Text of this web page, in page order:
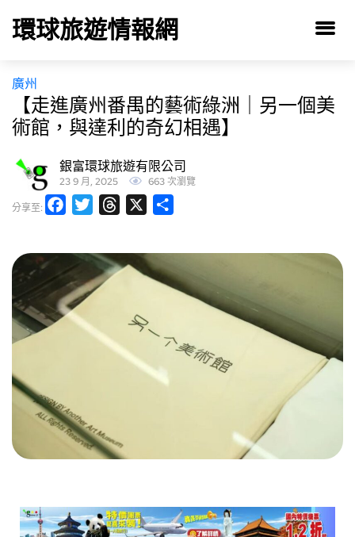
環球旅遊情報網
廣州
【走進廣州番禺的藝術綠洲｜另一個美
術館，與達利的奇幻相遇】
銀富環球旅遊有限公司
23 9 月, 2025 663 次瀏覽
分享至: FacebookTwitterThreads